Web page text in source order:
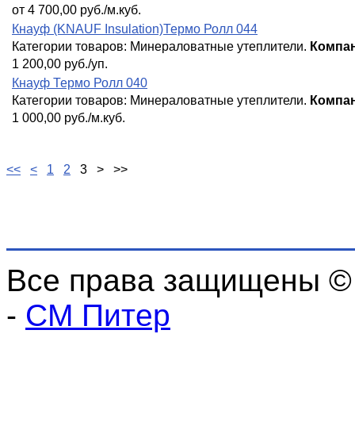
от 4 700,00 руб./м.куб.
Кнауф (KNAUF Insulation)Термо Ролл 044
Категории товаров: Минераловатные утеплители.
1 200,00 руб./уп.
Кнауф Термо Ролл 040
Категории товаров: Минераловатные утеплители.
1 000,00 руб./м.куб.
<< < 1 2 3 > >>
Все права защищены
- СМ Питер